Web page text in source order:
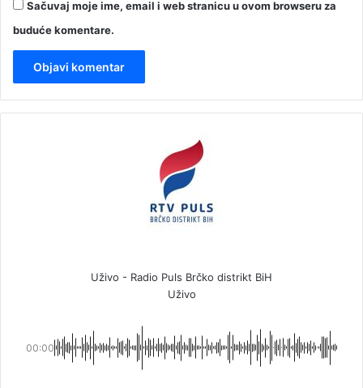
Sačuvaj moje ime, email i web stranicu u ovom browseru za
buduće komentare.
Uživo - Radio Puls Brčko distrikt BiH
Uživo
00:00